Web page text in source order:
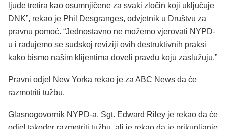
ljude tretira kao osumnjičene za svaki zločin koji uključuje
DNK”, rekao je Phil Desgranges, odvjetnik u Društvu za
pravnu pomoć. “Jednostavno ne možemo vjerovati NYPD-
u i radujemo se sudskoj reviziji ovih destruktivnih praksi
kako bismo našim klijentima doveli pravdu koju zaslužuju.”
Pravni odjel New Yorka rekao je za ABC News da će
razmotriti tužbu.
Glasnogovornik NYPD-a, Sgt. Edward Riley je rekao da će